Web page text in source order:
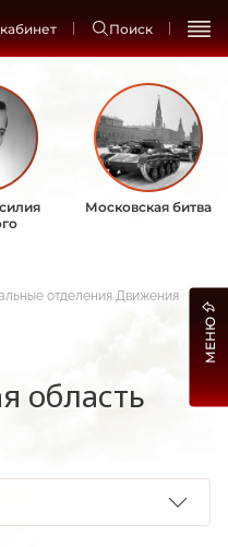
Поиск
Московская битва
отделения Движения
область
МЕНЮ